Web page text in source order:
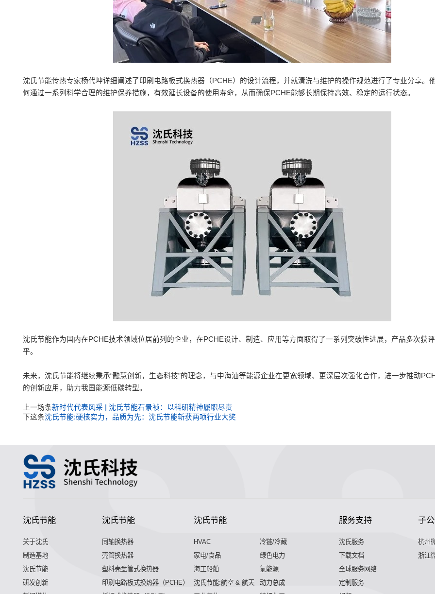
沈氏节能传热专家杨代坤详细阐述了印刷电路板式换热器（PCHE）的设计流程，并就清洗与维护的操作规范进行了专业分享。
何通过一系列科学合理的维护保养措施，有效延长设备的使用寿命，从而确保PCHE能够长期保持高效、稳定的运行状态。
沈氏节能作为国内在PCHE技术领域位居前列的企业，在PCHE设计、制造、应用等方面取得了一系列突破性进展，产品多次获
平。
未来，沈氏节能将继续秉承“融慧创新，生态科技”的理念，与中海油等能源企业在更宽领域、更深层次强化合作，进一步推动
的创新应用，助力我国能源低碳转型。
上一场条新时代代表风采 | 沈氏节能石景祯：以科研精神履职尽责
下这条沈氏节能:硬核实力，品质为先：沈氏节能斩获两项行业大奖
沈氏节能
关于沈氏
制造基地
沈氏节能
研发创新
沈氏节能
同轴换热器
壳管换热器
塑料壳盘管式换热器
印刷电路板式换热器（PCHE）
沈氏节能
HVAC
冷链/冷藏
家电/食品
绿色电力
海工船舶
氢能源
沈氏节能:航空 & 航天
动力总成
服务支持
沈氏服务
下载文档
全球服务网络
定制服务
子
杭州
浙江